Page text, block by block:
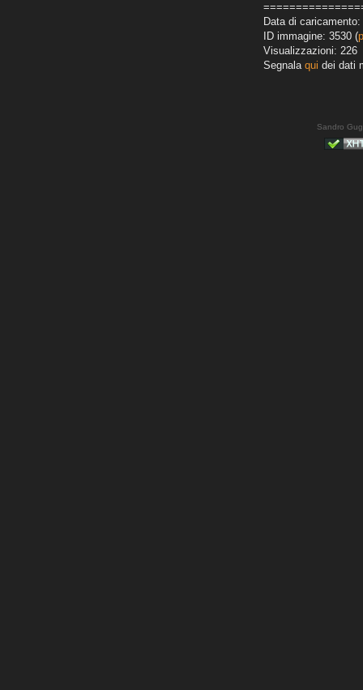
Data di
ID immagine: 3530 (
Visualizzazioni: 226
Segnala qui dei dati
Sandro